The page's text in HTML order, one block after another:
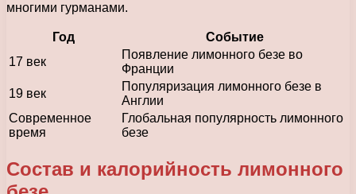
многими гурманами.
Год
Событие
17 век
Появление лимонного безе во
Франции
19 век
Популяризация лимонного безе в
Англии
Современное
время
Глобальная популярность лимонного
безе
Состав и калорийность лимонного